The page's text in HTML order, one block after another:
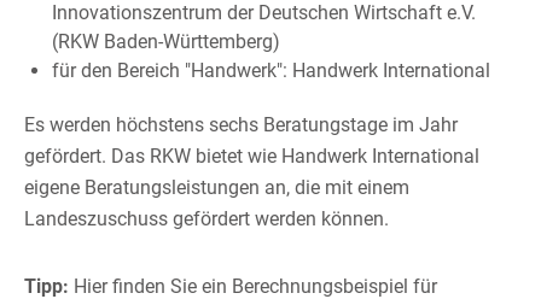
Innovationszentrum der Deutschen Wirtschaft e.V.
(RKW Baden-Württemberg)
für den Bereich "Handwerk": Handwerk International
Es werden höchstens sechs Beratungstage im Jahr
gefördert. Das RKW bietet wie Handwerk International
eigene Beratungsleistungen an, die mit einem
Landeszuschuss gefördert werden können.
Tipp: Hier finden Sie ein Berechnungsbeispiel für